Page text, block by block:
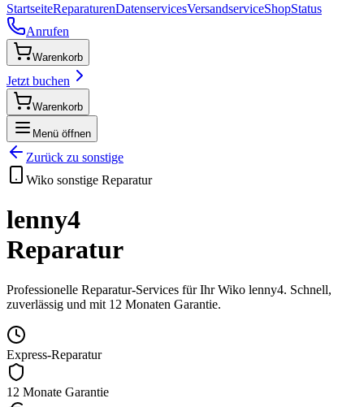
StartseiteReparaturenDatenservicesVersandserviceShopStatus
Anrufen
Warenkorb
Jetzt buchen
Warenkorb
Menü öffnen
Zurück zu sonstige
Wiko sonstige Reparatur
lenny4
Reparatur
Professionelle Reparatur-Services für IhrWiko lenny4. Schnell,
zuverlässig und mit 12 Monaten Garantie.
Express-Reparatur
12 Monate Garantie